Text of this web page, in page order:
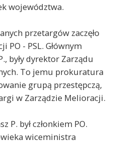
województwa.
przetargów zaczęło
PO - PSL. Głównym
były dyrektor Zarządu
To jemu prokuratura
grupą przestępczą,
w Zarządzie Melioracji.
P. był członkiem PO.
wiceministra